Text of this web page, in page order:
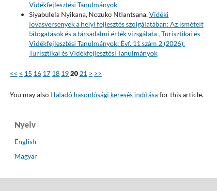
Vidékfejlesztési Tanulmányok
Siyabulela Nyikana, Nozuko Ntlantsana,Vidéki
lovasversenyek a helyi fejlesztés szolgálatában: Az ismételt
látogatások és a társadalmi érték vizsgálata,Turisztikai és
Vidékfejlesztési Tanulmányok: Évf. 11 szám 2 (2026):
Turisztikai és Vidékfejlesztési Tanulmányok
<< < 15 16 17 18 1920 21 > >>
You may also Haladó hasonlósági keresés indításafor this article.
Nyelv
English
Magyar